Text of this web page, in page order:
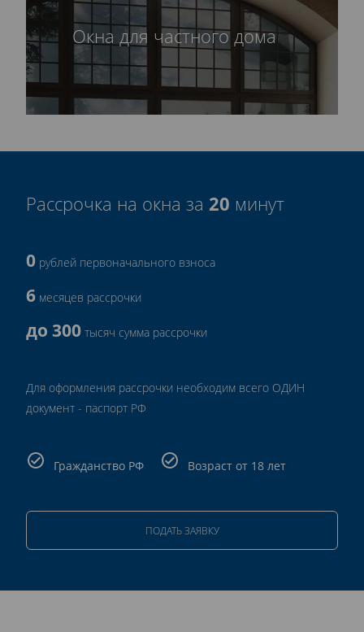
Окна для частного дома
Рассрочка на окна за 20 минут
0 рублей первоначального взноса
6 месяцев рассрочки
до 300 тысяч сумма рассрочки
Для оформления рассрочки необходим всего ОДИН
документ - паспорт РФ
Гражданство РФ Возраст от 18 лет
ПОДАТЬ ЗАЯВКУ